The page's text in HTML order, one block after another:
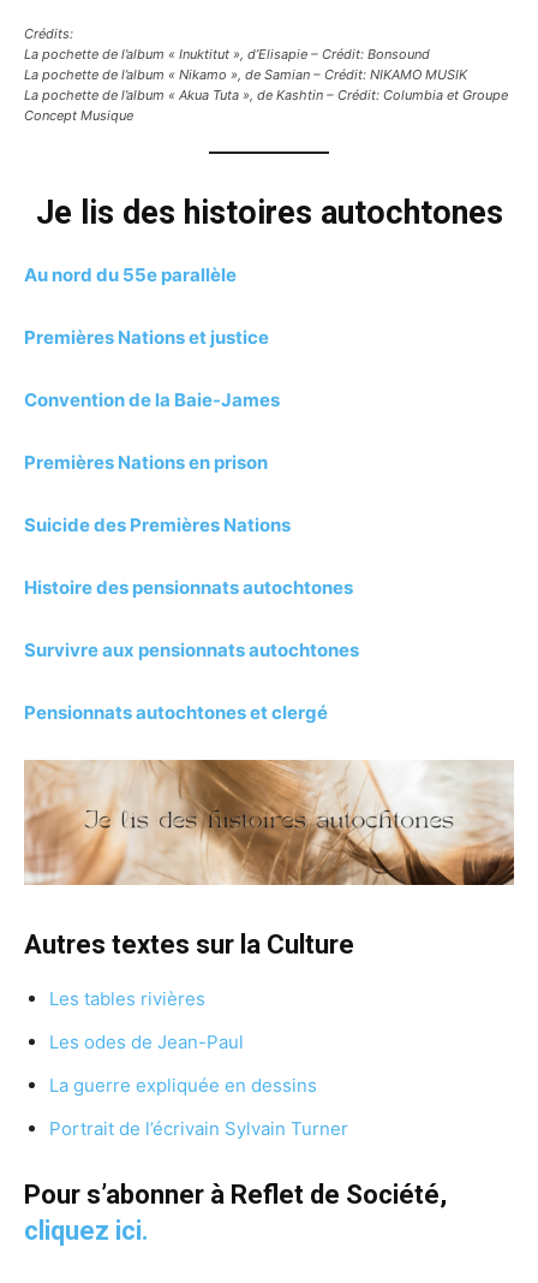
Crédits:
La pochette de l’album « Inuktitut », d’Elisapie – Crédit: Bonsound
La pochette de l’album « Nikamo », de Samian – Crédit: NIKAMO MUSIK
La pochette de l’album « Akua Tuta », de Kashtin – Crédit: Columbia et Groupe
Concept Musique
Je lis des histoires autochtones
Au nord du 55e parallèle
Premières Nations et justice
Convention de la Baie-James
Premières Nations en prison
Suicide des Premières Nations
Histoire des pensionnats autochtones
Survivre aux pensionnats autochtones
Pensionnats autochtones et clergé
Autres textes sur la Culture
Les tables rivières
Les odes de Jean-Paul
La guerre expliquée en dessins
Portrait de l’écrivain Sylvain Turner
Pour s’abonner à Reflet de Société,
cliquez ici.